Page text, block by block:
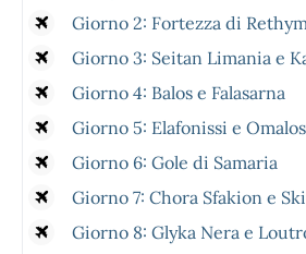
Giorno 2: Fortezza di
Giorno 3: Seitan Limania e
Giorno 4: Balos e Falasarna
Giorno 5: Elafonissi e Omalos
Giorno 6: Gole di Samaria
Giorno 7: Chora Sfakion e
Giorno 8: Glyka Nera e